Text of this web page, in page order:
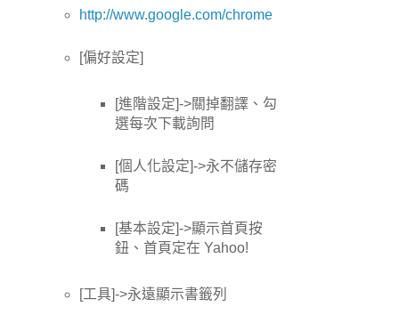
http://www.google.com/chrome
[偏好設定]
[進階設定]->關掉翻譯、勾
選每次下載詢問
[個人化設定]->永不儲存密
碼
[基本設定]->顯示首頁按
鈕、首頁定在 Yahoo!
[工具]->永遠顯示書籤列